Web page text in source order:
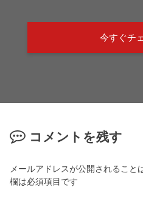
今すぐチ
コメントを残す
メールアドレスが公開されること
欄は必須項目です